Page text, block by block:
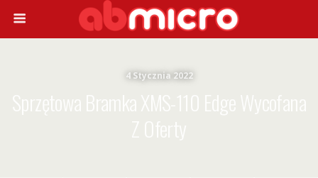
4 Stycznia 2022